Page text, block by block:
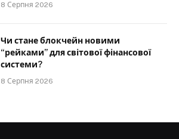
8 Серпня 2026
Чи стане блокчейн новими
“рейками” для світової фінансової
системи?
8 Серпня 2026